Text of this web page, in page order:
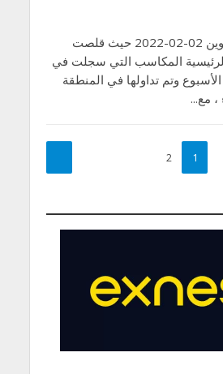
تراجعت سعر البيتكوين 02-02-2022 حيث قلصت
المكاسب التي سجلت في
وتم تداولها في المنطقة
، مع...
1
2